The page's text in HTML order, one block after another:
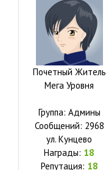
Почетный Житель
Мега Уровня
Группа: Админы
Сообщений: 2968
ул. Кунцево
Награды: 18
Репутация: 18